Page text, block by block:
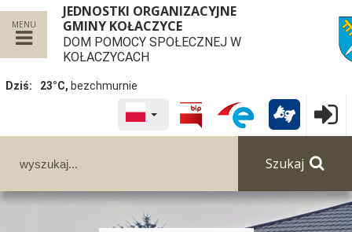
MENU
JEDNOSTKI ORGANIZACYJNE
GMINY KOŁACZYCE
DOM POMOCY SPOŁECZNEJ W
KOŁACZYCACH
Dziś: 23°C, bezchmurnie
WYBRANY JĘZYK POLSKA
Szukaj
